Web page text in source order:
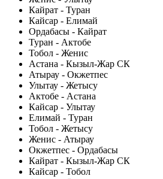
Кайрат - Туран
Кайсар - Елимай
Ордабасы - Кайрат
Туран - Актобе
Тобол - Женис
Астана - Кызыл-Жар СК
Атырау - Окжетпес
Улытау - Жетысу
Актобе - Астана
Кайсар - Улытау
Елимай - Туран
Тобол - Жетысу
Женис - Атырау
Окжетпес - Ордабасы
Кайрат - Кызыл-Жар СК
Кайсар - Тобол